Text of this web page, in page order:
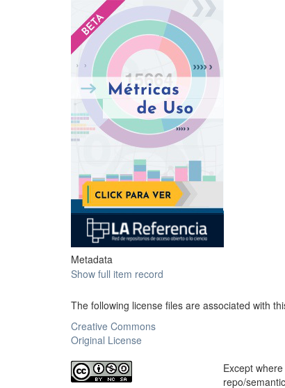
?
Metadata
Show full item record
The following license files are associated with
Creative Commons
Original License
Except
repo/